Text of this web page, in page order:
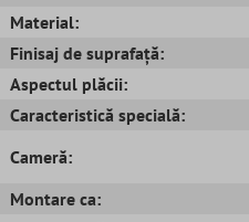
Material:
Finisaj de suprafață:
Aspectul plăcii:
Caracteristică specială:
Cameră:
Montare ca: